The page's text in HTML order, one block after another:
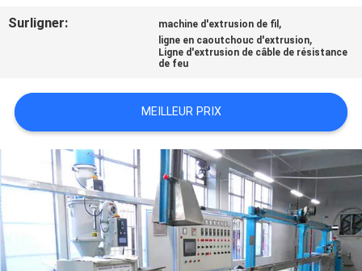
NOUVELLES
UNE
CITATION
PLAN
DU
SITE
Surligner: machine d'extrusion de fil ,
ligne en caoutchouc d'extrusion,
Ligne d'extrusion de câble de résistance
de feu
MEILLEUR PRIX